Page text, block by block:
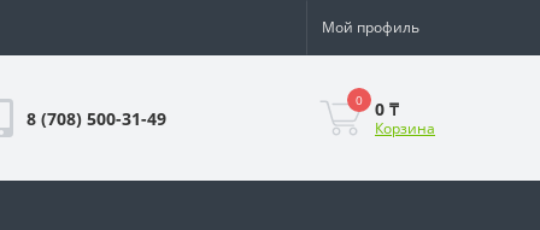
Мой профиль
8 (708) 500-31-49
0 0 ₸
Корзина